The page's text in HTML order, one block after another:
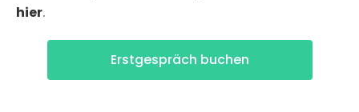
hier.
Erstgespräch buchen